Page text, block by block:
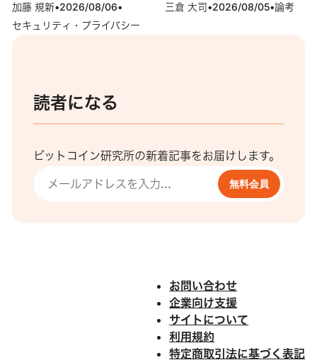
加藤 規新•2026/08/06•
セキュリティ・プライバシー
三倉 大司•2026/08/05•論考
読者になる
ビットコイン研究所の新着記事をお届けします。
無料会員
お問い合わせ
企業向け支援
サイトについて
利用規約
特定商取引法に基づく表記